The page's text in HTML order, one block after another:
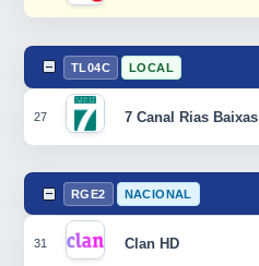
TL04C LOCAL
27 7 Canal Rias Baixas
RGE2 NACIONAL
31 Clan HD